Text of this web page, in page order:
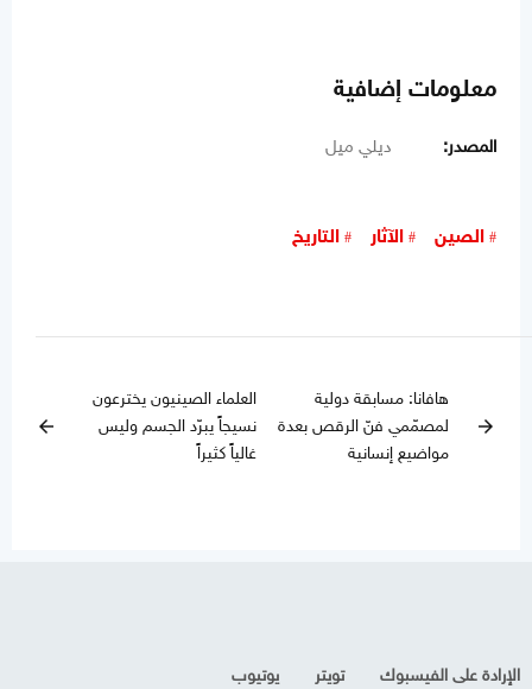
معلومات إضافية
المصدر: ديلي ميل
الصين الآثار التاريخ
arrow_forward
هافانا: مسابقة دولية
لمصمّمي فنّ الرقص بعدة
مواضيع إنسانية
العلماء الصينيون يخترعون
نسيجاً يبرّد الجسم وليس
غالياً كثيراً
arrow_back
الإرادة على الفيسبوك تويتر يوتيوب